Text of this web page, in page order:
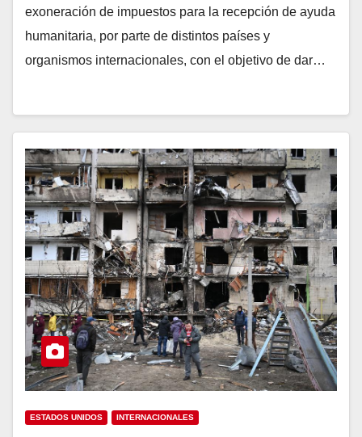
exoneración de impuestos para la recepción de ayuda
humanitaria, por parte de distintos países y
organismos internacionales, con el objetivo de dar…
ESTADOS UNIDOS INTERNACIONALES